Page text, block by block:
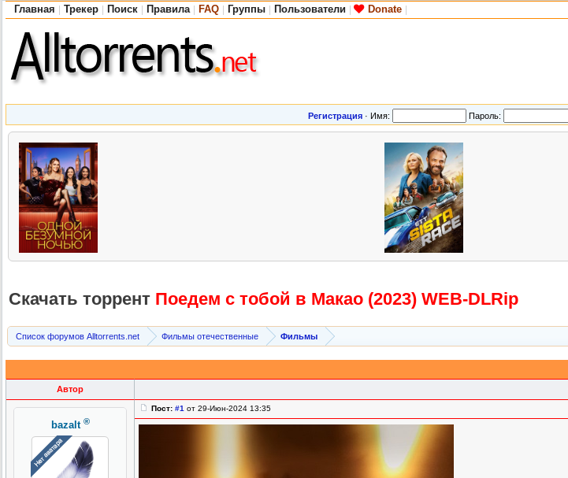
Главная Трекер Поиск Правила FAQ Группы Пользователи Donate
Регистрация · Имя: Пароль:
Скачать торрент Поедем с тобой в Макао (2023) WEB-DLRip
Список форумов Alltorrents.net Фильмы отечественные Фильмы
Автор
bazalt ®
Пост: #1 от 29-Июн-2024 13:35